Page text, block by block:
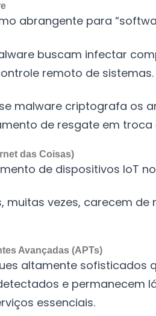
abrangente para
buscam infectar
remoto de
malware criptografa os
de resgate em
das Coisas)
de dispositivos IoT
muitas vezes, carecem
Avançadas (APTs)
altamente sofisticados
e permanecem
essenciais.